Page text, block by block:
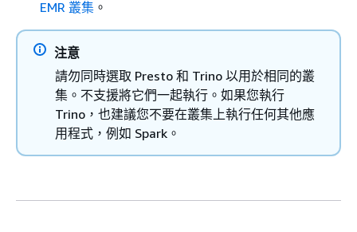
EMR 叢集 。
注意
請勿同時選取 Presto 和 Trino 以用於相同的叢
集。不支援將它們一起執行。如果您執行
Trino，也建議您不要在叢集上執行任何其他應
用程式，例如 Spark。